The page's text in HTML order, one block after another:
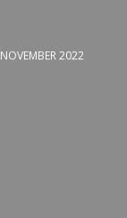
2022